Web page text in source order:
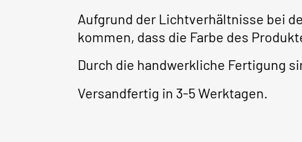
Aufgrund der Lichtverhältnisse bei
kommen, dass die Farbe des
Durch die handwerkliche Fertigung
Versandfertig in 3-5 Werktagen.